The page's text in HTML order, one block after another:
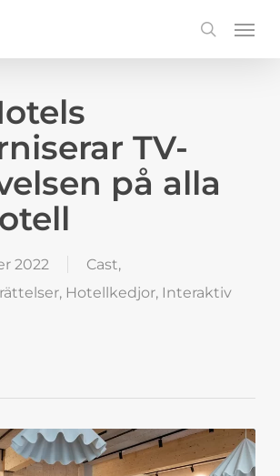
search
Menu
TV-
på alla
2022 Cast,
, Hotellkedjor, Interaktiv